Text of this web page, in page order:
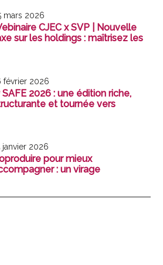
mars 2026
CJEC x SVP | Nouvelle
sur les holdings : maîtrisez les
février 2026
SAFE 2026 : une édition riche,
et tournée vers
janvier 2026
pour mieux
: un virage